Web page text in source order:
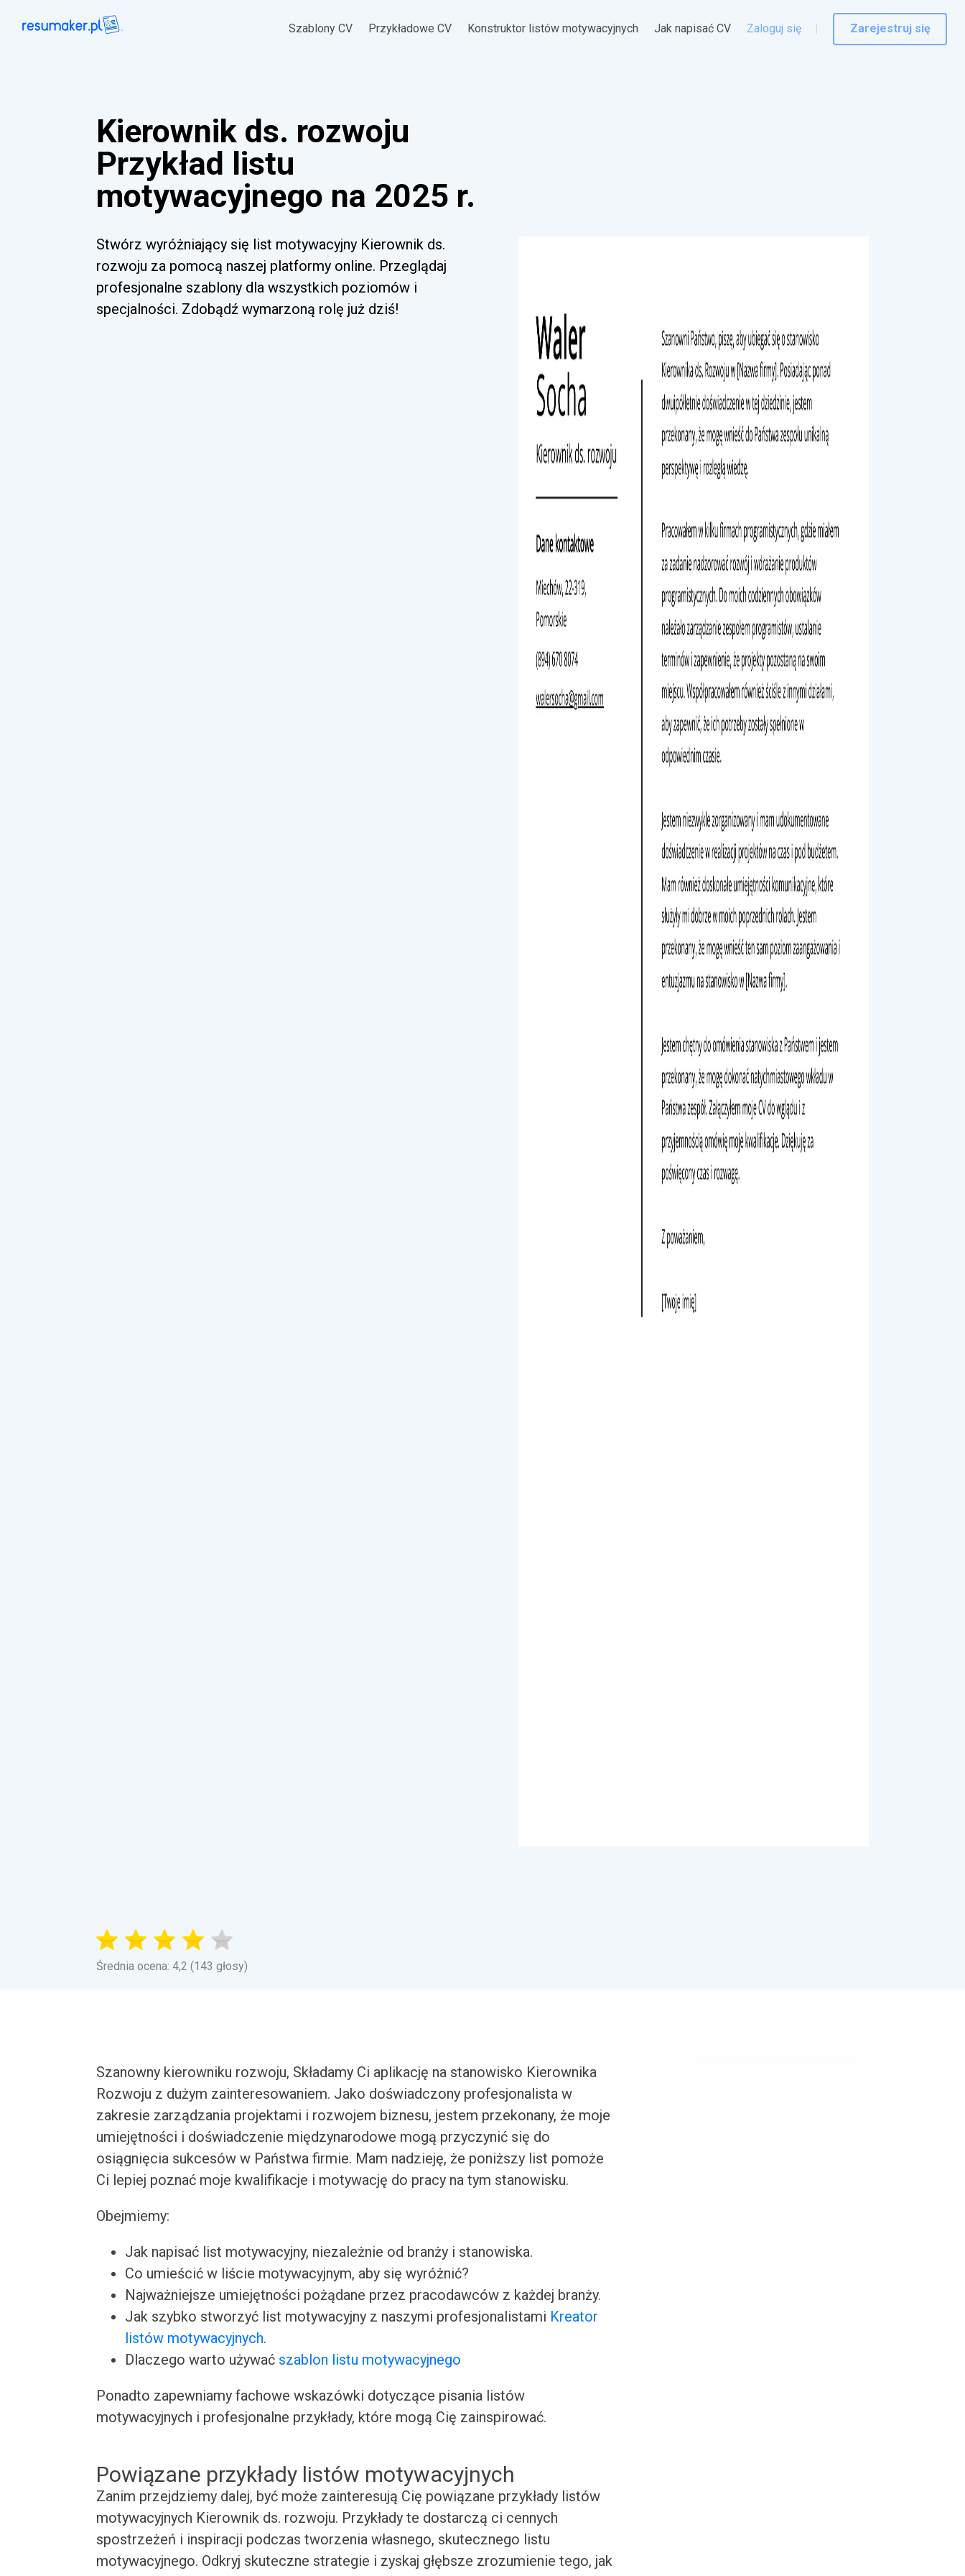
Szablony CV Przykładowe CV Konstruktor listów motywacyjnych Jak napisać CV Zaloguj się Zarejestruj się
Kierownik ds. rozwoju
Przykład listu
motywacyjnego na 2025 r.
Stwórz wyróżniający się list motywacyjny Kierownik ds.
rozwoju za pomocą naszej platformy online. Przeglądaj
profesjonalne szablony dla wszystkich poziomów i
specjalności. Zdobądź wymarzoną rolę już dziś!
Średnia ocena: 4,2 (143 głosy)
Szanowny kierowniku rozwoju, Składamy Ci aplikację na stanowisko Kierownika
Rozwoju z dużym zainteresowaniem. Jako doświadczony profesjonalista w
zakresie zarządzania projektami i rozwojem biznesu, jestem przekonany, że moje
umiejętności i doświadczenie międzynarodowe mogą przyczynić się do
osiągnięcia sukcesów w Państwa firmie. Mam nadzieję, że poniższy list pomoże
Ci lepiej poznać moje kwalifikacje i motywację do pracy na tym stanowisku.
Obejmiemy:
Jak napisać list motywacyjny, niezależnie od branży i stanowiska.
Co umieścić w liście motywacyjnym, aby się wyróżnić?
Najważniejsze umiejętności pożądane przez pracodawców z każdej branży.
Jak szybko stworzyć list motywacyjny z naszymi profesjonalistami Kreator
listów motywacyjnych.
Dlaczego warto używać szablon listu motywacyjnego
Ponadto zapewniamy fachowe wskazówki dotyczące pisania listów
motywacyjnych i profesjonalne przykłady, które mogą Cię zainspirować.
Powiązane przykłady listów motywacyjnych
Zanim przejdziemy dalej, być może zainteresują Cię powiązane przykłady listów
motywacyjnych Kierownik ds. rozwoju. Przykłady te dostarczą ci cennych
spostrzeżeń i inspiracji podczas tworzenia własnego, skutecznego listu
motywacyjnego. Odkryj skuteczne strategie i zyskaj głębsze zrozumienie tego, jak